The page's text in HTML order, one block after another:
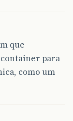
que
para
como um